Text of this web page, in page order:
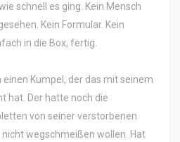
schnell es ging. Kein Mensch
Kein Formular. Kein
in die Box, fertig.
einen Kumpel, der das mit seinem
hat. Der hatte noch die
von seiner verstorbenen
nicht wegschmeißen wollen. Hat